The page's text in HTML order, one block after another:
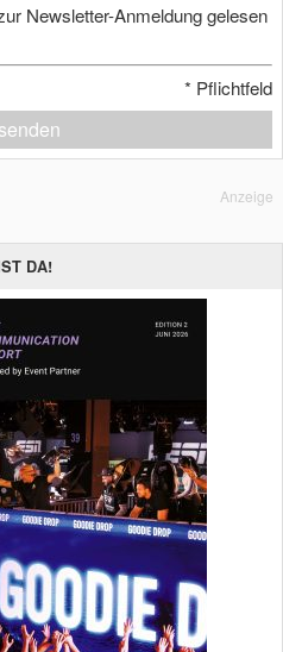
Newsletter-Anmeldung gelesen
* Pflichtfeld
Anzeige
DA!